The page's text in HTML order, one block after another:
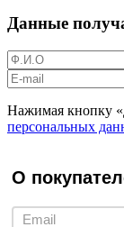
Данные
Нажимая кнопку
персональных
О